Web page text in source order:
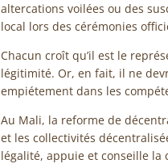
altercations voilées ou des
local lors des cérémonies
Chacun croît qu’il est le
légitimité. Or, en fait, il ne
empiétement dans les
Au Mali, la reforme de
et les collectivités
légalité, appuie et conseille la